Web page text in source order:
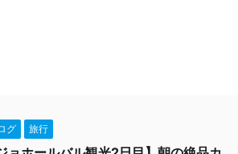
グ 旅行